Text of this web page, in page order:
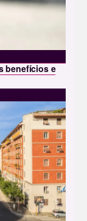
benefícios e